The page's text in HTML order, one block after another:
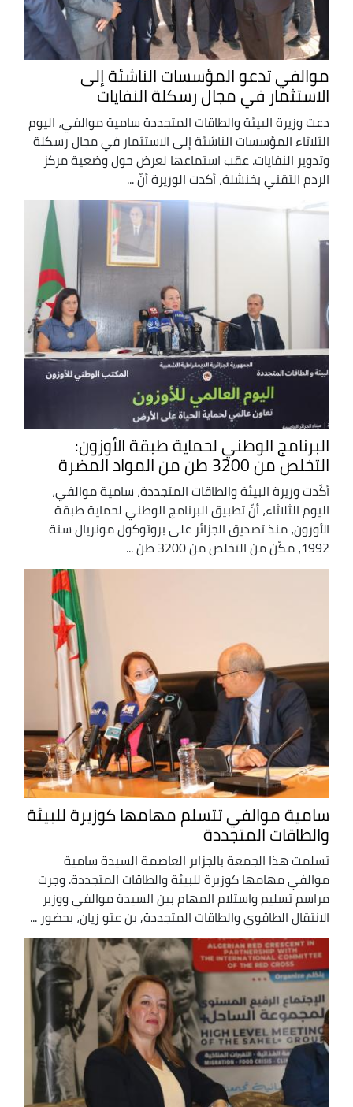
موالفي تدعو المؤسسات الناشئة إلى
الاستثمار في مجال رسكلة النفايات
دعت وزيرة البيئة والطاقات المتجددة سامية موالفي، اليوم
الثلاثاء المؤسسات الناشئة إلى الاستثمار في مجال رسكلة
وتدوير النفايات. عقب استماعها لعرض حول وضعية مركز
الردم التقني بخنشلة، أكدت الوزيرة أنّ ...
البرنامج الوطني لحماية طبقة الأوزون:
التخلص من 3200 طن من المواد المضرة
أكّدت وزيرة البيئة والطاقات المتجددة، سامية موالفي،
اليوم الثلاثاء، أنّ تطبيق البرنامج الوطني لحماية طبقة
الأوزون، منذ تصديق الجزائر على بروتوكول مونريال سنة
1992، مكّن من التخلص من 3200 طن ...
سامية موالفي تتسلم مهامها كوزيرة للبيئة
والطاقات المتجددة
تسلمت هذا الجمعة بالجزاىر العاصمة السيدة سامية
موالفي مهامها كوزيرة للبيئة والطاقات المتجددة. وجرت
مراسم تسليم واستلام المهام بين السيدة موالفي ووزير
الانتقال الطاقوي والطاقات المتجددة, بن عتو زيان، بحضور ...